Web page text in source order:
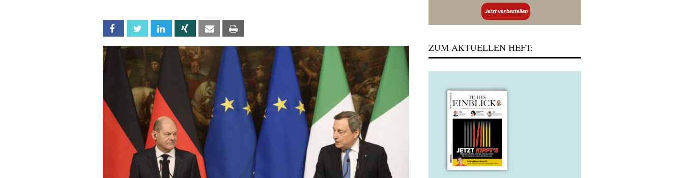
Facebook Twitter Linkedin Xing Email
ZUM AKTUELLEN HEFT: